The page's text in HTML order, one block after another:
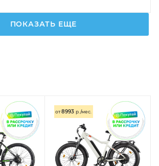
ПОКАЗАТЬ ЕЩЕ
от8993 р./мес.